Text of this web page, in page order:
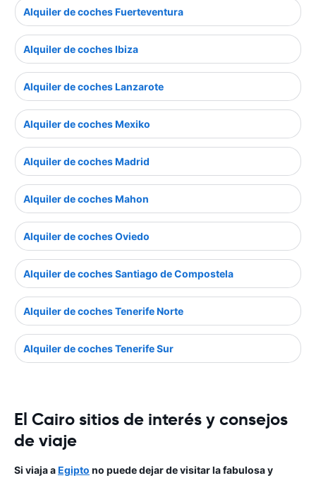
Alquiler de coches Fuerteventura
Alquiler de coches Ibiza
Alquiler de coches Lanzarote
Alquiler de coches Mexiko
Alquiler de coches Madrid
Alquiler de coches Mahon
Alquiler de coches Oviedo
Alquiler de coches Santiago de Compostela
Alquiler de coches Tenerife Norte
Alquiler de coches Tenerife Sur
El Cairo sitios de interés y consejos
de viaje
Si viaja aEgipto no puede dejar de visitar la fabulosa y